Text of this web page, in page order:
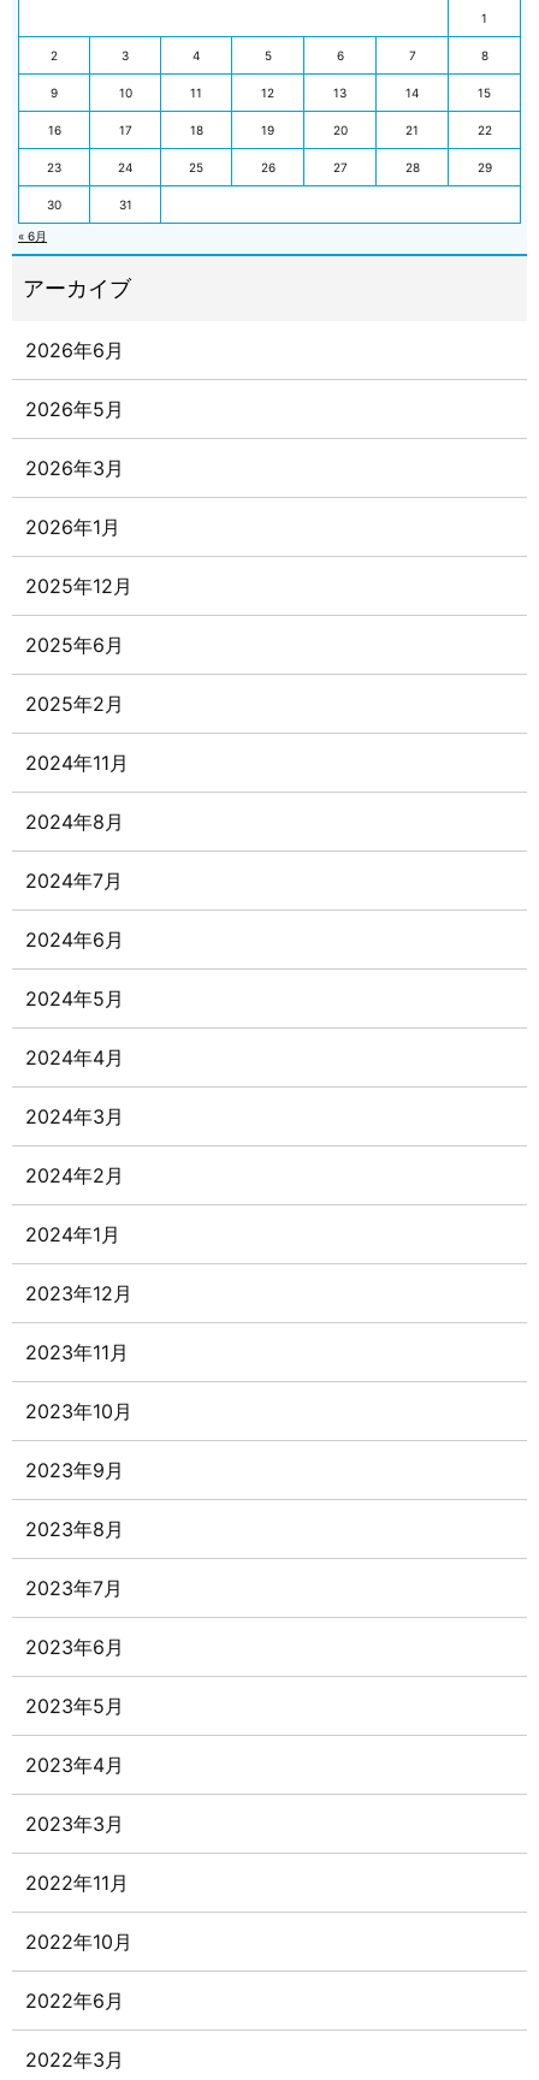
1
2 3 4 5 6 7 8
9 10 11 12 13 14 15
16 17 18 19 20 21 22
23 24 25 26 27 28 29
30 31
« 6月
2026年6月
2026年5月
2026年3月
2026年1月
2025年12月
2025年6月
2025年2月
2024年11月
2024年8月
2024年7月
2024年6月
2024年5月
2024年4月
2024年3月
2024年2月
2024年1月
2023年12月
2023年11月
2023年10月
2023年9月
2023年8月
2023年7月
2023年6月
2023年5月
2023年4月
2023年3月
2022年11月
2022年10月
2022年6月
2022年3月